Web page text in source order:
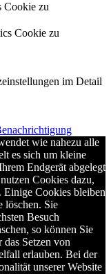
Cookie zu
Cookie zu
im Detail
wie nahezu alle
es sich um kleine
Endgerät abgelegt
Cookies dazu,
Einige Cookies bleiben
löschen. Sie
Besuch
so können Sie
Setzen von
erlauben. Bei der
unserer Website